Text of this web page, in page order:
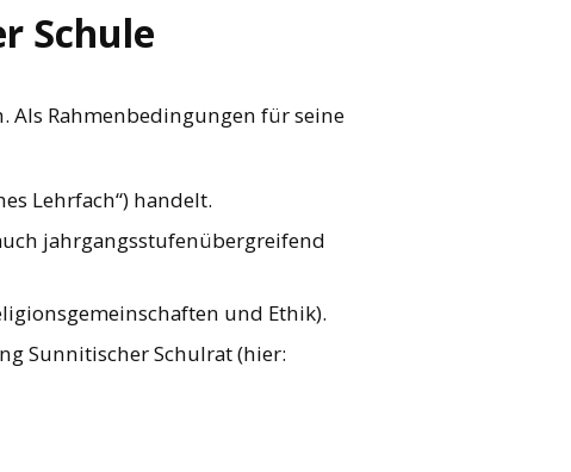
Schule
Als Rahmenbedingungen für seine
Lehrfach“) handelt.
jahrgangsstufenübergreifend
und Ethik).
Sunnitischer Schulrat (hier: